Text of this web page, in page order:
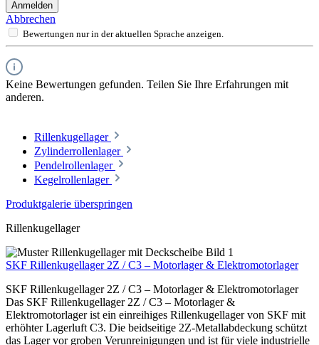
Anmelden
Abbrechen
Bewertungen nur in der aktuellen Sprache anzeigen.
Keine Bewertungen gefunden. Teilen Sie Ihre Erfahrungen mit
anderen.
Rillenkugellager
Zylinderrollenlager
Pendelrollenlager
Kegelrollenlager
Produktgalerie überspringen
Rillenkugellager
SKF Rillenkugellager 2Z / C3 – Motorlager & Elektromotorlager
SKF Rillenkugellager 2Z / C3 – Motorlager & Elektromotorlager
Das SKF Rillenkugellager 2Z / C3 – Motorlager &
Elektromotorlager ist ein einreihiges Rillenkugellager von SKF mit
erhöhter Lagerluft C3. Die beidseitige 2Z-Metallabdeckung schützt
das Lager vor groben Verunreinigungen und ist für viele industrielle